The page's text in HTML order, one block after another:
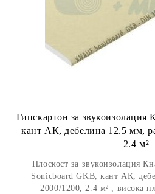
Гипскартон за
кант АК, дебелина 12.5 мм,
2.4 м²
Плоскост за звукоизолация
Sonicboard GKB, кант АК,
2000/1200, 2.4 м² , висока